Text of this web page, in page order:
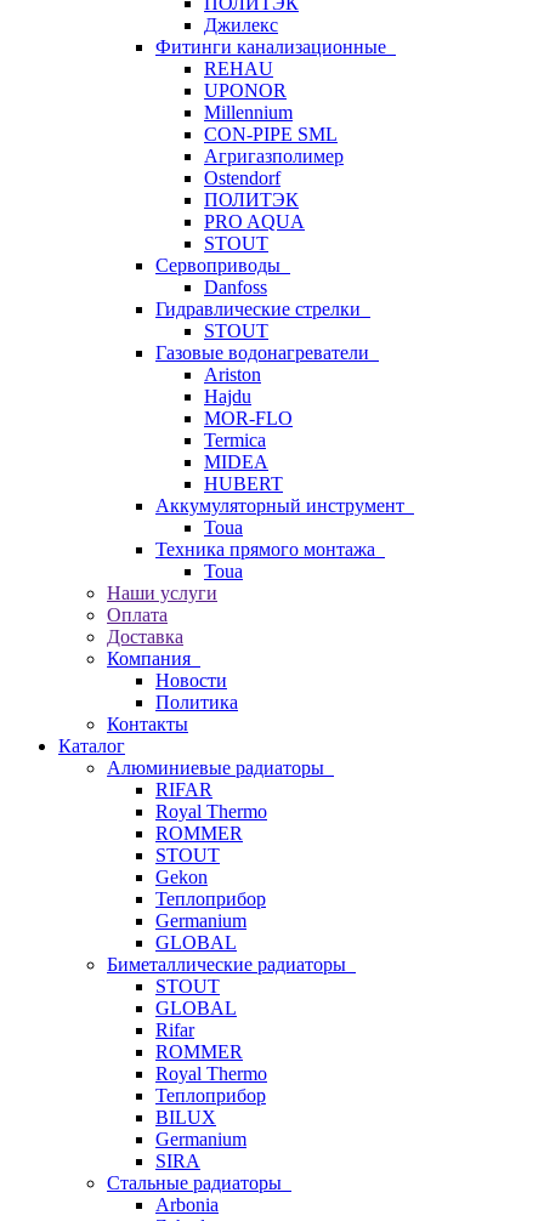
Джилекс
Фитинги канализационные
REHAU
UPONOR
Millennium
CON-PIPE SML
Агригазполимер
Ostendorf
ПОЛИТЭК
PRO AQUA
STOUT
Сервоприводы
Danfoss
Гидравлические стрелки
STOUT
Газовые водонагреватели
Ariston
Hajdu
MOR-FLO
Termica
MIDEA
HUBERT
Аккумуляторный инструмент
Toua
Техника прямого монтажа
Toua
Наши услуги
Оплата
Доставка
Компания
Новости
Политика
Контакты
Каталог
Алюминиевые радиаторы
RIFAR
Royal Thermo
ROMMER
STOUT
Gekon
Теплоприбор
Germanium
GLOBAL
Биметаллические радиаторы
STOUT
GLOBAL
Rifar
ROMMER
Royal Thermo
Теплоприбор
BILUX
Germanium
SIRA
Стальные радиаторы
Arbonia